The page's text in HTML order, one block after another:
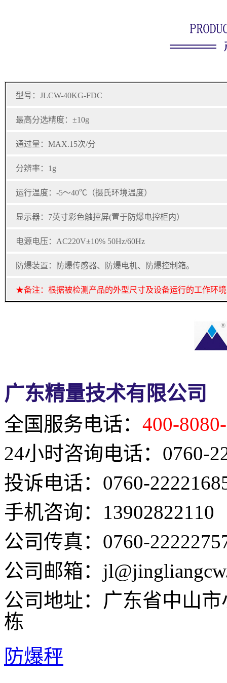
型号：JLCW-40KG-FDC
最高分选精度：±10g
通过量：MAX.15次/分
分辨率：1g
运行温度：-5～40℃（摄氏环境温度）
显示器：7英寸彩色触控屏(置于防爆电控柜内）
电源电压：AC220V±10% 50Hz/60Hz
防爆装置：防爆传感器、防爆电机、防爆控制箱。
★备注：根据被检测产品的外型尺寸及设备运行的工作环
广东精量技术有限公司
全国服务电话： 400-
24小时咨询电话：0760-
投诉电话： 0760-
手机咨询： 13902822110
公司传真：0760-
公司邮箱：
公司地址：广东省中山
栋
防爆秤